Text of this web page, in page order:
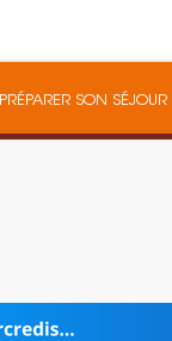
PRÉPARER SON SÉJOUR